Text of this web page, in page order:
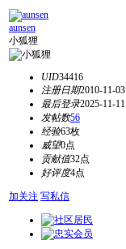
aunsen
小狐狸
UID34416
注册日期2010-11-03
最后登录2025-11-11
发帖数56
经验63枚
威望0点
贡献值32点
好评度4点
加关注 写私信